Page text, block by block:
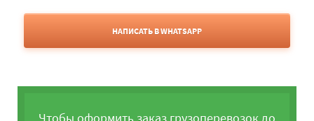
НАПИСАТЬ В WHATSAPP